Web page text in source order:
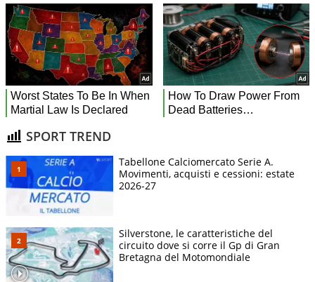
SPORT TREND
Tabellone Calciomercato Serie A.
Movimenti, acquisti e cessioni: estate
2026-27
Silverstone, le caratteristiche del
circuito dove si corre il Gp di Gran
Bretagna del Motomondiale